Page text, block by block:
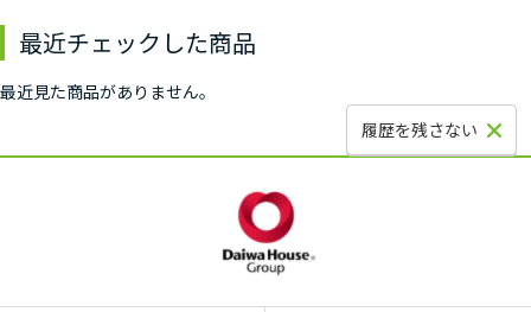
最近チェックした商品
最近見た商品がありません。
履歴を残さない